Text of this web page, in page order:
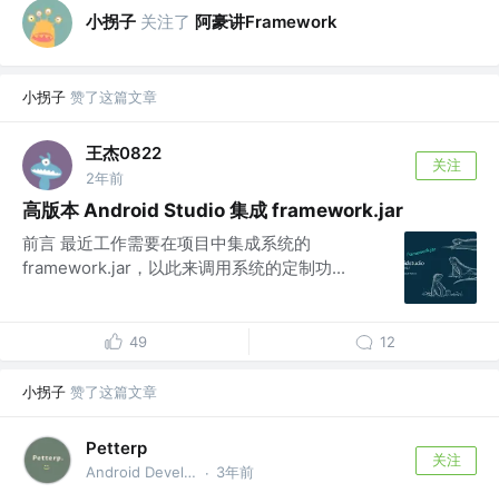
小拐子 关注了 阿豪讲Framework
小拐子 赞了这篇文章
王杰0822
2年前
关注
高版本 Android Studio 集成 framework.jar
前言 最近工作需要在项目中集成系统的
framework.jar，以此来调用系统的定制功...
49 12
小拐子 赞了这篇文章
Petterp
Android Developer @公众号: Petterp · 3年前
关注